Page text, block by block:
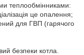
теплообмінниками:
це опалення;
для ГВП (гарячого
безпеки котла.